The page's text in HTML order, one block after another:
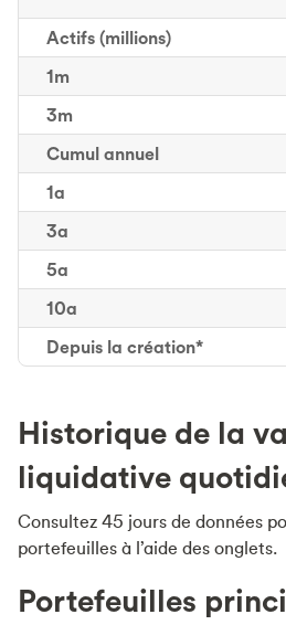
Actifs (millions)
1m
1 mois
3m
3 mois
Cumul annuel
1a
3a
5a
10a
Depuis la création*
Historique de la
liquidative
Consultez 45 jours de données
portefeuilles à l’aide des onglets.
Portefeuilles